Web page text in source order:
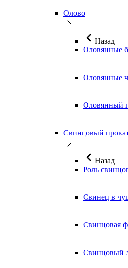
Олово
Назад
Оловянные
Оловянные
Оловянный
Свинцовый
Назад
Роль
Свинец в
Свинцовая
Свинцовый